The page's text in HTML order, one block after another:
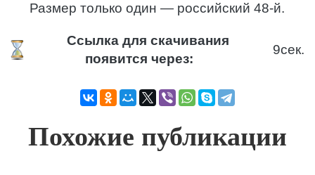
Размер только один — российский 48-й.
Ссылка для скачивания
появится через:
9сек.
Похожие публикации